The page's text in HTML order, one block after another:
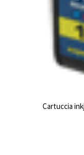
Cartuccia